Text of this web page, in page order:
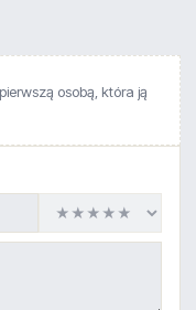
osobą, która ją